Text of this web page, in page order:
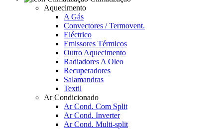
Aquecimento
A Gás
Convectores / Termovent.
Eléctrico
Emissores Térmicos
Outro Aquecimento
Radiadores A Oleo
Recuperadores
Salamandras
Textil
Ar Condicionado
Ar Cond. Com Split
Ar Cond. Inverter
Ar Cond. Multi-split